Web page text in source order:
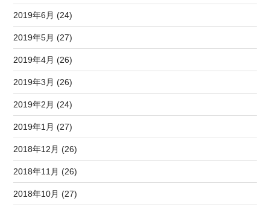
2019年6月 (24)
2019年5月 (27)
2019年4月 (26)
2019年3月 (26)
2019年2月 (24)
2019年1月 (27)
2018年12月 (26)
2018年11月 (26)
2018年10月 (27)